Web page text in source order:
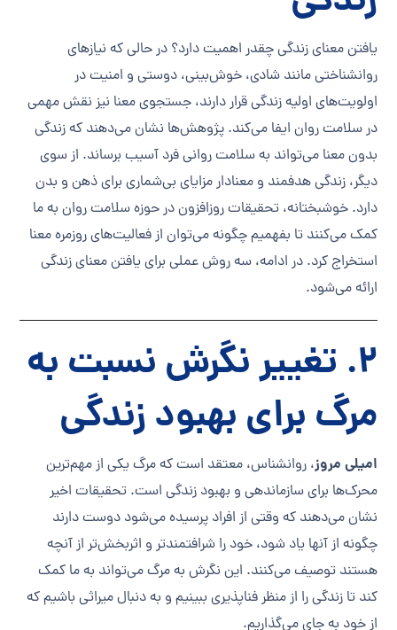
یافتن معنای زندگی چقدر اهمیت دارد؟ در حالی که نیازهای
روانشناختی مانند شادی، خوش‌بینی، دوستی و امنیت در
اولویت‌های اولیه زندگی قرار دارند، جستجوی معنا نیز نقش مهمی
در سلامت روان ایفا می‌کند. پژوهش‌ها نشان می‌دهند که زندگی
بدون معنا می‌تواند به سلامت روانی فرد آسیب برساند. از سوی
دیگر، زندگی هدفمند و معنادار مزایای بی‌شماری برای ذهن و بدن
دارد. خوشبختانه، تحقیقات روزافزون در حوزه سلامت روان به ما
کمک می‌کنند تا بفهمیم چگونه می‌توان از فعالیت‌های روزمره معنا
استخراج کرد. در ادامه، سه روش عملی برای یافتن معنای زندگی
ارائه می‌شود.
2. تغییر نگرش نسبت به
مرگ برای بهبود زندگی
امیلی مروز، روانشناس، معتقد است که مرگ یکی از مهم‌ترین
محرک‌ها برای سازماندهی و بهبود زندگی است. تحقیقات اخیر
نشان می‌دهند که وقتی از افراد پرسیده می‌شود دوست دارند
چگونه از آنها یاد شود، خود را شرافتمندتر و اثربخش‌تر از آنچه
هستند توصیف می‌کنند. این نگرش به مرگ می‌تواند به ما کمک
کند تا زندگی را از منظر فناپذیری ببینیم و به دنبال میراثی باشیم که
از خود به جای می‌گذاریم.